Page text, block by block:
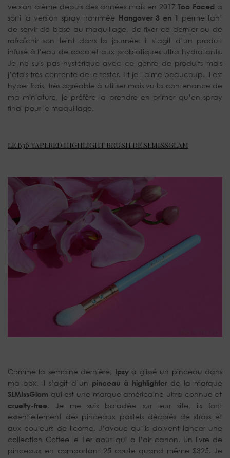
version crème depuis des années mais en 2017Too Faced a
sorti la version spray nommée Hangover 3 en 1 permettant
de servir de base au maquillage, de fixer ce dernier ou de
rafraîchir son teint dans la journée. il s’agit d’un produit
infusé à l’eau de coco et aux probiotiques ultra hydratants.
Je ne suis pas hystérique avec ce genre de produits mais
j’étais très contente de le tester. Et je l’aime beaucoup. Il est
hyper frais, très agréable à utiliser mais vu la contenance de
ma miniature, je préfère la prendre en primer qu’en spray
final pour le maquillage.
LE B36 TAPERED HIGHLIGHT BRUSH DE SLMISSGLAM
Comme la semaine dernière, Ipsya glissé un pinceau dans
ma box. Il s’agit d’un pinceau à highlighter de la marque
SLMIssGlam qui est une marque américaine ultra connue et
cruelty-free. Je me suis baladée sur leur site, ils font
essentiellement des pinceaux pastels décorés de strass et
aux couleurs de licorne. J’avoue qu’ils doivent lancer une
collection Coffee le 1er aout qui a l’air canon. Un livre de
pinceaux en comportant 25 coute quand même $325. Je